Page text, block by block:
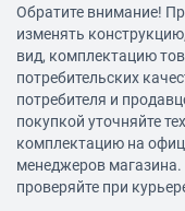
Обратите внимание!
изменять
вид, комплектацию
потребительских
потребителя и
покупкой уточняйте
комплектацию на
менеджеров
проверяйте при